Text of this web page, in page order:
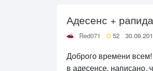
Адесенс +
Red071 52
Доброго времени
в адесенсе, написано,